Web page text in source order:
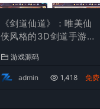
《剑道仙道》：唯美仙
侠风格的3D剑道手游！
无IP数限制，通用视频
教程全解析
游戏源码
admin 1,418 免费